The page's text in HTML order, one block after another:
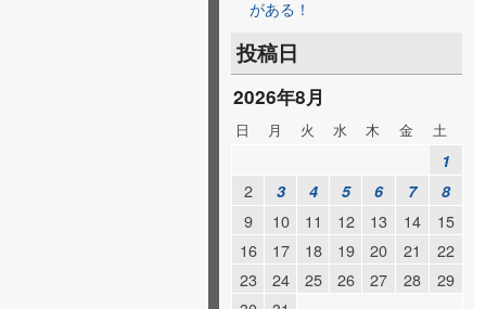
がある！
投稿日
2026年8月
日 月 火 水 木 金 土
1
2 3 4 5 6 7 8
9 10 11 12 13 14
15
16
17 18 19 20 21
22
23
24 25 26 27 28
29